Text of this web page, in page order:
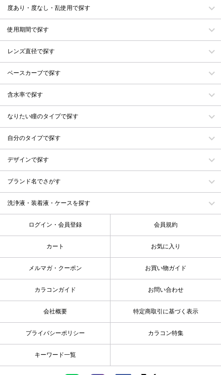
度あり・度なし・乱使用で探す
使用期間で探す
レンズ直径で探す
ベースカーブで探す
含水率で探す
なりたい瞳のタイプで探す
自分のタイプで探す
デザインで探す
ブランド名でさがす
洗浄液・装着液・ケースを探す
ログイン・会員登録 会員規約
カート お気に入り
メルマガ・クーポン お買い物ガイド
カラコンガイド お問い合わせ
会社概要 特定商取引に基づく表示
プライバシーポリシー カラコン特集
キーワード一覧